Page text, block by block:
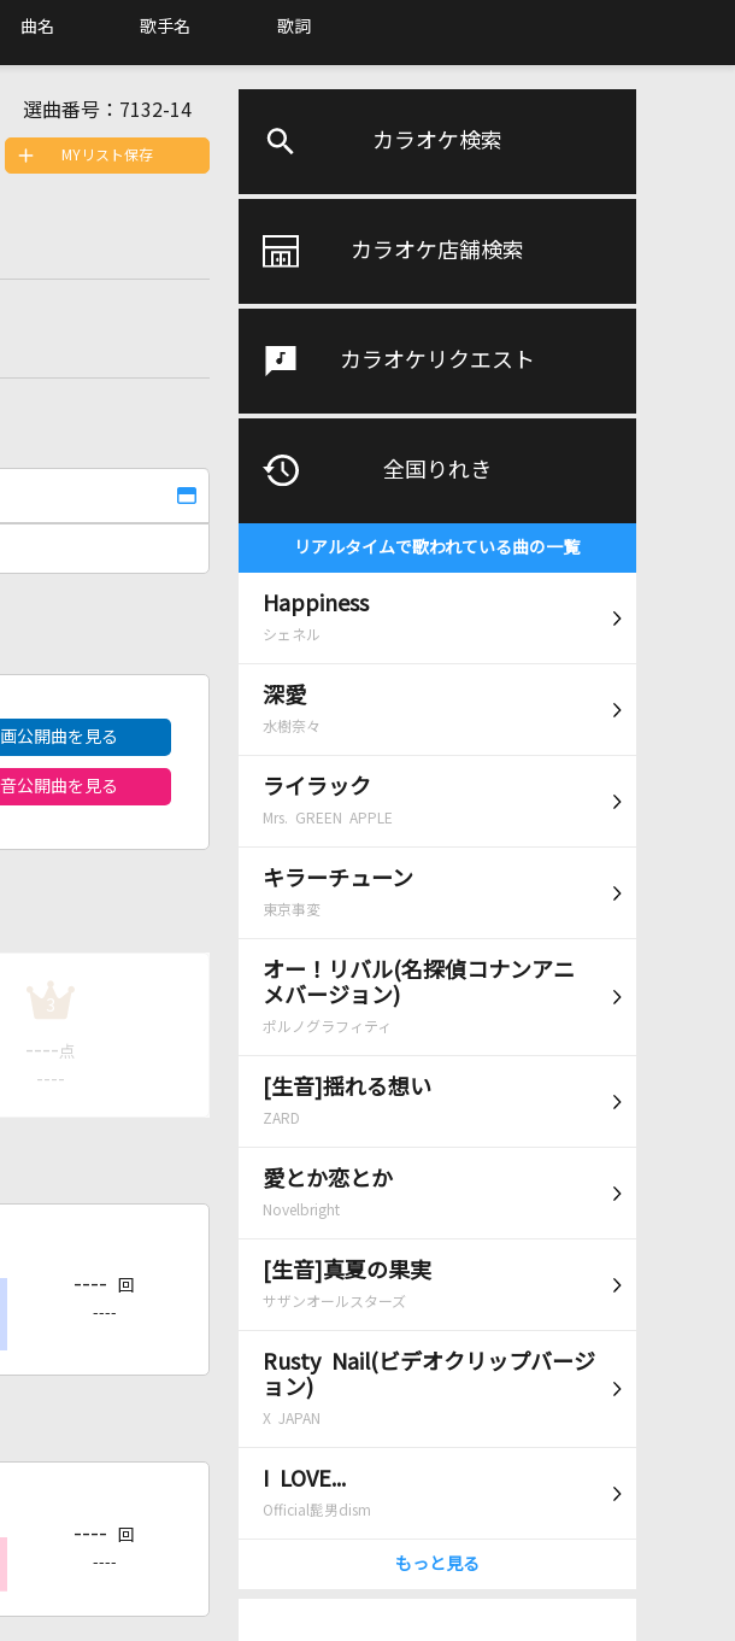
曲名 歌手名 歌詞
カラオケ検索
カラオケ店舗検索
カラオケリクエスト
全国りれき
リアルタイムで歌われている曲の一覧
Happiness
シェネル
深愛
水樹奈々
ライラック
Mrs. GREEN APPLE
キラーチューン
東京事変
オー！リバル(名探偵コナンアニ
メバージョン)
ポルノグラフィティ
[生音]揺れる想い
ZARD
愛とか恋とか
Novelbright
[生音]真夏の果実
サザンオールスターズ
Rusty Nail(ビデオクリップバージ
ョン)
X JAPAN
I LOVE...
Official髭男dism
もっと見る
選曲番号： 7132-14
MYリスト保存
公開曲を見る
公開曲を見る
3
---- 点
----
---- 回
----
---- 回
----